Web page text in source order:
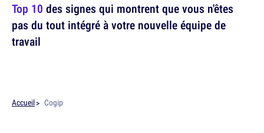
Top 10 des signes qui montrent que vous n'êtes
pas du tout intégré à votre nouvelle équipe de
travail
Accueil Cogip